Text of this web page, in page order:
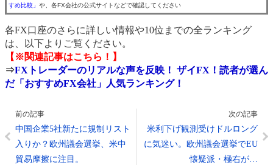
すめ比較」 や、各FX会社の公式サイトなどで確認してください
各FX口座のさらに詳しい情報や10位までの全ランキング
は、以下よりご覧ください。
【※関連記事はこちら！】
⇒FXトレーダーのリアルな声を反映！ ザイFX！読者が選ん
だ「おすすめFX会社」人気ランキング！
前の記事
中国企業5社新たに規制リスト
入りか？欧州議会選挙、米中
貿易摩擦に注目。
次の記事
米利下げ観測受けドルロング
に気迷い。欧州議会選挙でEU
懐疑派・極右が…